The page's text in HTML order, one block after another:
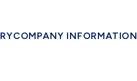
COMPANY INFORMATION